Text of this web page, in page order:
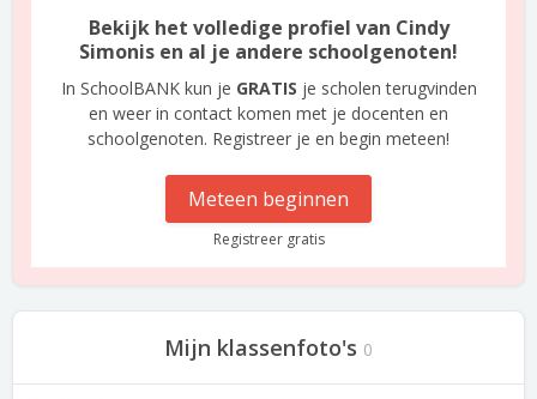
Bekijk het volledige profiel van Cindy
Simonis en al je andere schoolgenoten!
In SchoolBANK kun je GRATIS je scholen terugvinden
en weer in contact komen met je docenten en
schoolgenoten. Registreer je en begin meteen!
Meteen beginnen
Registreer gratis
Mijn klassenfoto's 0